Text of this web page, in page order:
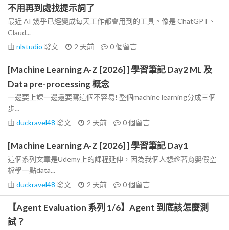
不用再到處找提示詞了
最近 AI 幾乎已經變成每天工作都會用到的工具。像是 ChatGPT、
Claud...
由 nlstudio 發文 2 天前 0個留言
[Machine Learning A-Z [2026] ] 學習筆記 Day2 ML 及
Data pre-processing 概念
一邊要上課一邊還要寫這個不容易! 整個machine learning分成三個
步...
由 duckravel48 發文 2 天前 0個留言
[Machine Learning A-Z [2026] ] 學習筆記 Day1
這個系列文章是Udemy上的課程延伸，因為我個人想趁著育嬰假空
檔學一點data...
由 duckravel48 發文 2 天前 0個留言
【Agent Evaluation 系列 1/6】Agent 到底該怎麼測
試？